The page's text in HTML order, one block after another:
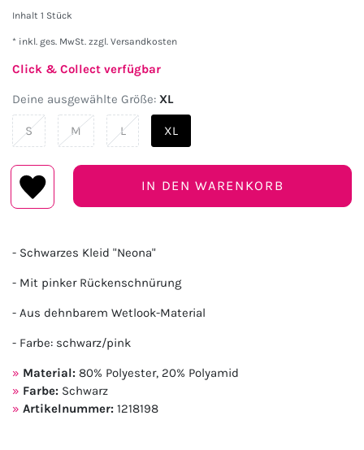
Inhalt 1 Stück
* inkl. ges. MwSt. zzgl. Versandkosten
Click & Collect verfügbar
Deine ausgewählte Größe: XL
S M L XL
IN DEN WARENKORB
- Schwarzes Kleid "Neona"
- Mit pinker Rückenschnürung
- Aus dehnbarem Wetlook-Material
- Farbe: schwarz/pink
Material: 80% Polyester, 20% Polyamid
Farbe: Schwarz
Artikelnummer: 1218198